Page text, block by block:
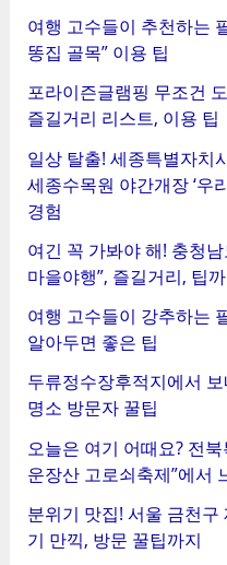
여행 고수들이 추천하는
똥집 골목” 이용 팁
포라이즌글램핑 무조건
즐길거리 리스트, 이용 팁
일상 탈출! 세종특별자치
세종수목원 야간개장 ‘우
경험
여긴 꼭 가봐야 해! 충청
마을야행”, 즐길거리, 팁
여행 고수들이 강추하는
알아두면 좋은 팁
두류정수장후적지에서
명소 방문자 꿀팁
오늘은 여기 어때요? 전
운장산 고로쇠축제”에서
분위기 맛집! 서울 금천
기 만끽, 방문 꿀팁까지